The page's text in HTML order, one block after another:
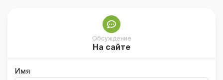
Обсуждение
На сайте
Имя